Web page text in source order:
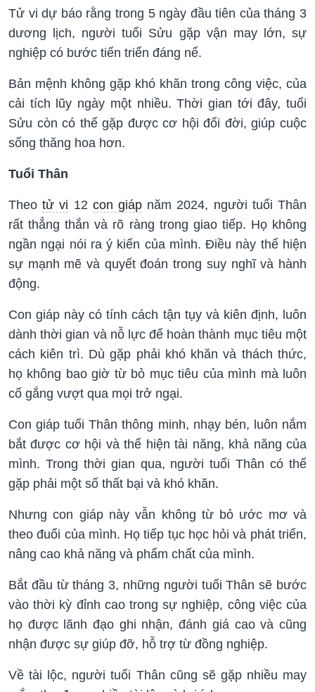
Tử vi dự báo rằng trong 5 ngày đầu tiên của tháng 3
dương lịch, người tuổi Sửu gặp vận may lớn, sự
nghiệp có bước tiến triển đáng nể.
Bản mệnh không gặp khó khăn trong công việc, của
cải tích lũy ngày một nhiều. Thời gian tới đây, tuổi
Sửu còn có thể gặp được cơ hội đổi đời, giúp cuộc
sống thăng hoa hơn.
Tuổi Thân
Theotử vi 12 con giáp năm 2024, người tuổi Thân
rất thẳng thắn và rõ ràng trong giao tiếp. Họ không
ngần ngại nói ra ý kiến của mình. Điều này thể hiện
sự mạnh mẽ và quyết đoán trong suy nghĩ và hành
động.
Con giáp này có tính cách tận tụy và kiên định, luôn
dành thời gian và nỗ lực để hoàn thành mục tiêu một
cách kiên trì. Dù gặp phải khó khăn và thách thức,
họ không bao giờ từ bỏ mục tiêu của mình mà luôn
cố gắng vượt qua mọi trở ngại.
Con giáp tuổi Thân thông minh, nhạy bén, luôn nắm
bắt được cơ hội và thể hiện tài năng, khả năng của
mình. Trong thời gian qua, người tuổi Thân có thể
gặp phải một số thất bại và khó khăn.
Nhưng con giáp này vẫn không từ bỏ ước mơ và
theo đuổi của mình. Họ tiếp tục học hỏi và phát triển,
nâng cao khả năng và phẩm chất của mình.
Bắt đầu từ tháng 3, những người tuổi Thân sẽ bước
vào thời kỳ đỉnh cao trong sự nghiệp, công việc của
họ được lãnh đạo ghi nhận, đánh giá cao và cũng
nhận được sự giúp đỡ, hỗ trợ từ đồng nghiệp.
Về tài lộc, người tuổi Thân cũng sẽ gặp nhiều may